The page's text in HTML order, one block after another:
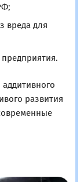
вреда для
развития